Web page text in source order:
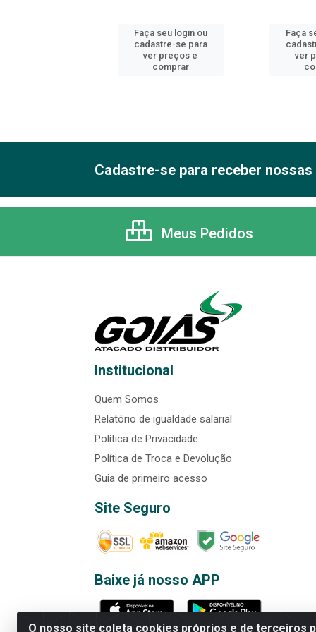
Faça seu login ou
cadastre-se para
ver preços e
comprar
Faça
ver
O nosso site coleta cookies próprios e de terceiros
Cadastre-se para receber
Meus Pedidos
Institucional
Quem Somos
Relatório de igualdade salarial
Política de Privacidade
Política de Troca e Devolução
Guia de primeiro acesso
Site Seguro
Baixe já nosso APP